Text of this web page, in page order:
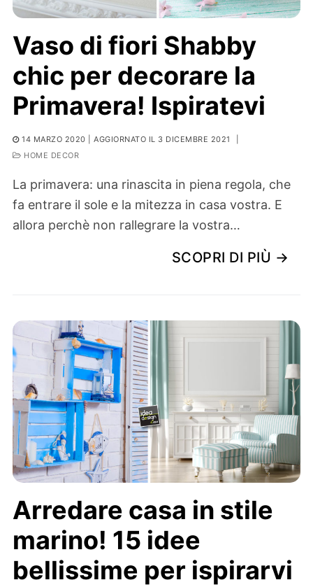
Vaso di fiori Shabby
chic per decorare la
Primavera! Ispiratevi
14 MARZO 2020 | AGGIORNATO IL 3 DICEMBRE 2021
HOME DECOR
La primavera: una rinascita in piena regola, che
fa entrare il sole e la mitezza in casa vostra. E
allora perchè non rallegrare la vostra…
SCOPRI DI PIÙ →
Arredare casa in stile
marino! 15 idee
bellissime per ispirarvi